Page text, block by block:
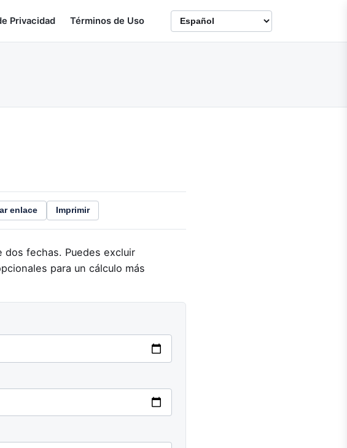
Privacidad Términos de Uso
enlace Imprimir
dos fechas. Puedes excluir
para un cálculo más